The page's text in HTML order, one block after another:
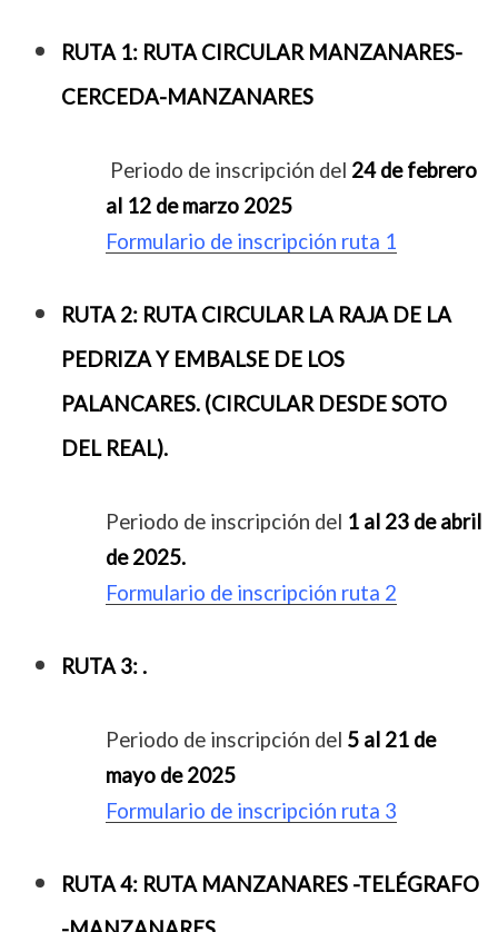
RUTA 1: RUTA CIRCULAR MANZANARES-
CERCEDA-MANZANARES
Periodo de inscripción del 24 de febrero
al 12 de marzo 2025
Formulario de inscripción ruta 1
RUTA 2: RUTA CIRCULAR LA RAJA DE LA
PEDRIZA Y EMBALSE DE LOS
PALANCARES. (CIRCULAR DESDE SOTO
DEL REAL).
Periodo de inscripción del 1 al 23 de abril
de 2025.
Formulario de inscripción ruta 2
RUTA 3: .
Periodo de inscripción del 5 al 21 de
mayo de 2025
Formulario de inscripción ruta 3
RUTA 4: RUTA MANZANARES -TELÉGRAFO